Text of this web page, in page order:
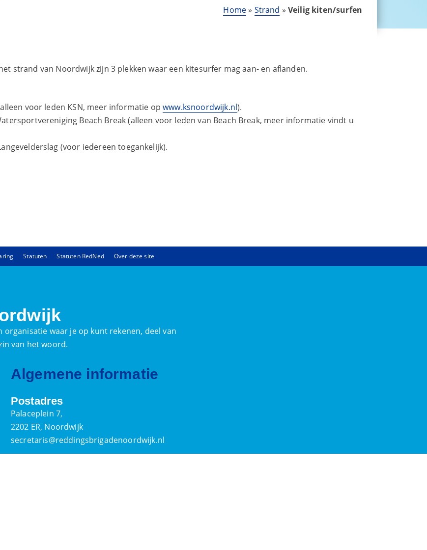
Home » Strand » Veilig kiten/surfen
strand van Noordwijk zijn 3 plekken waar een kitesurfer mag aan- en aflanden.
voor leden KSN, meer informatie opwww.ksnoordwijk.nl).
Beach Break (alleen voor leden van Beach Break, meer informatie vindt u
(voor iedereen toegankelijk).
Statuten Statuten RedNed Over deze site
organisatie waar je op kunt rekenen, deel van
van het woord.
Algemene informatie
Postadres
Palaceplein 7,
2202 ER, Noordwijk
secretaris@reddingsbrigadenoordwijk.nl